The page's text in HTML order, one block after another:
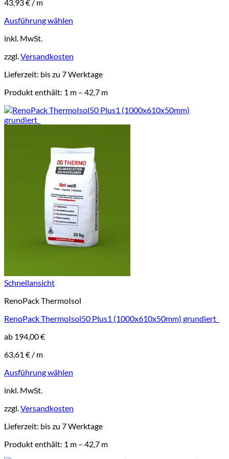
43,93€ / m
Ausführung wählen
Produkt
mehrere
auf.
Die
Optionen
können
auf
der
inkl. MwSt.
zzgl.Versandkosten
Lieferzeit: bis zu 7 Werktage
Produkt enthält: 1 m – 42,7 m
Schnellansicht
RenoPack ThermoIsol
RenoPack ThermoIsol50 Plus1 (1000x610x50mm) grundiert_
ab 194,00€
63,61 € / m
Ausführung wählen
Produkt
mehrere
auf.
Die
Optionen
inkl. MwSt.
zzgl.Versandkosten
Lieferzeit: bis zu 7 Werktage
Produkt enthält: 1 m – 42,7 m